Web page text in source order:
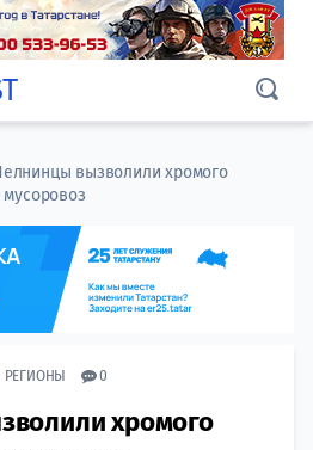
вызволили хромого
РЕГИОНЫ 0
хромого